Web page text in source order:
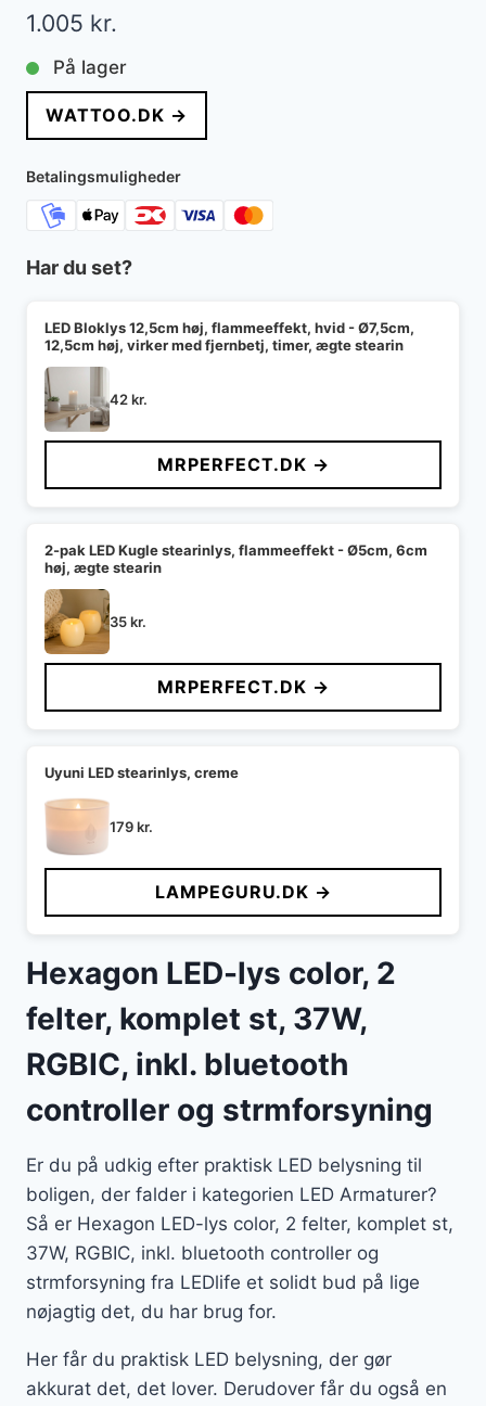
1.005 kr.
På lager
WATTOO.DK →
Betalingsmuligheder
Har du set?
LED Bloklys 12,5cm høj, flammeeffekt, hvid - Ø7,5cm,
12,5cm høj, virker med fjernbetj, timer, ægte stearin
42kr.
MRPERFECT.DK →
2-pak LED Kugle stearinlys, flammeeffekt - Ø5cm, 6cm
høj, ægte stearin
35kr.
MRPERFECT.DK →
Uyuni LED stearinlys, creme
179kr.
LAMPEGURU.DK →
Hexagon LED-lys color, 2
felter, komplet st, 37W,
RGBIC, inkl. bluetooth
controller og strmforsyning
Er du på udkig efter praktisk LED belysning til
boligen, der falder i kategorien LED Armaturer?
Så er Hexagon LED-lys color, 2 felter, komplet st,
37W, RGBIC, inkl. bluetooth controller og
strmforsyning fra LEDlife et solidt bud på lige
nøjagtig det, du har brug for.
Her får du praktisk LED belysning, der gør
akkurat det, det lover. Derudover får du også en